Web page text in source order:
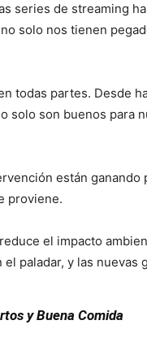
series de streaming
solo nos tienen
todas partes. Desde
solo son buenos para
están
proviene.
el impacto
paladar, y las nuevas
y Buena Comida